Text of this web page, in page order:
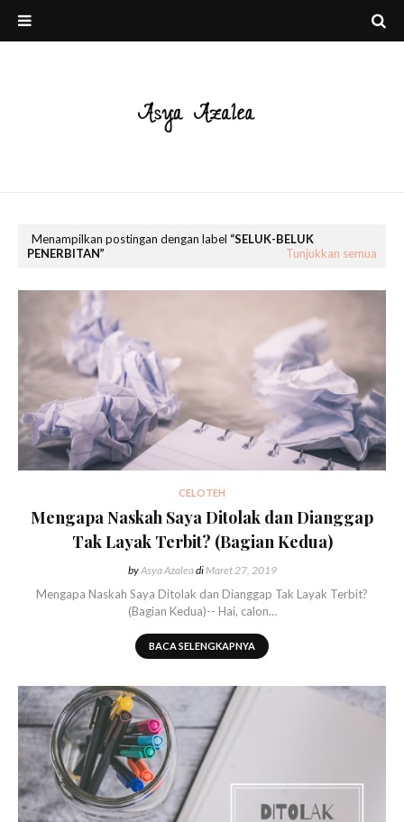
Menampilkan postingan dengan label SELUK-BELUK
PENERBITAN
Tunjukkan semua
CELOTEH
Mengapa Naskah Saya Ditolak dan Dianggap
Tak Layak Terbit? (Bagian Kedua)
byAsya AzaleadiMaret 27, 2019
Mengapa Naskah Saya Ditolak dan Dianggap Tak Layak Terbit?
(Bagian Kedua)-- Hai, calon…
BACA SELENGKAPNYA